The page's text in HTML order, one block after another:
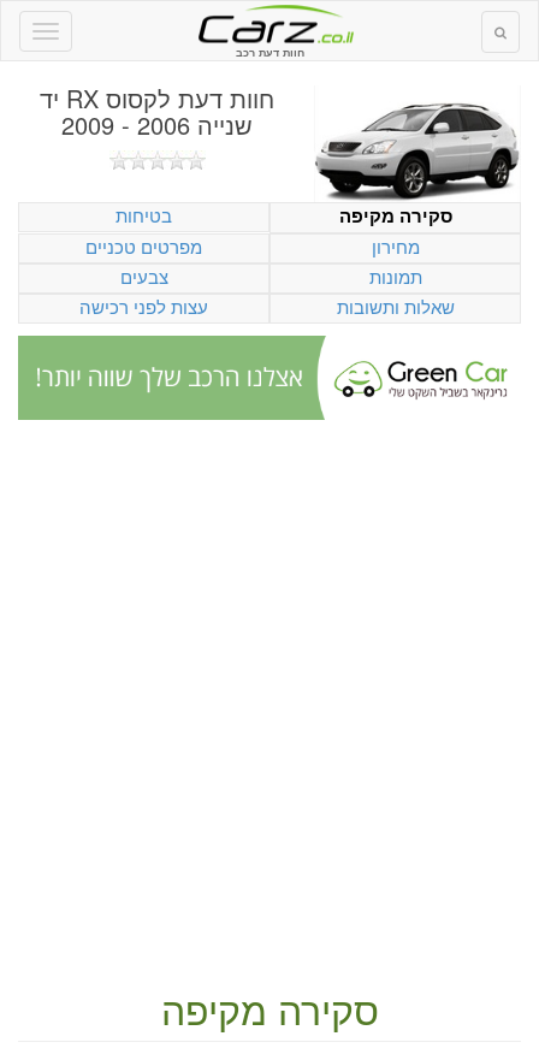
חוות דעת רכב
חוות דעת לקסוס RX יד
שנייה 2006 - 2009
סקירה מקיפה
בטיחות
מחירון
מפרטים טכניים
תמונות
צבעים
שאלות ותשובות
עצות לפני רכישה
סקירה מקיפה